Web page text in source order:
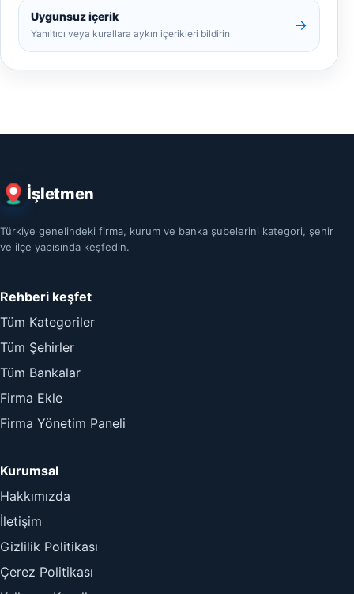
Uygunsuz içerik
Yanıltıcı veya kurallara aykırı içerikleri bildirin
→
İşletmen
Türkiye genelindeki firma, kurum ve banka şubelerini kategori, şehir
ve ilçe yapısında keşfedin.
Rehberi keşfet
Tüm Kategoriler
Tüm Şehirler
Tüm Bankalar
Firma Ekle
Firma Yönetim Paneli
Kurumsal
Hakkımızda
İletişim
Gizlilik Politikası
Çerez Politikası